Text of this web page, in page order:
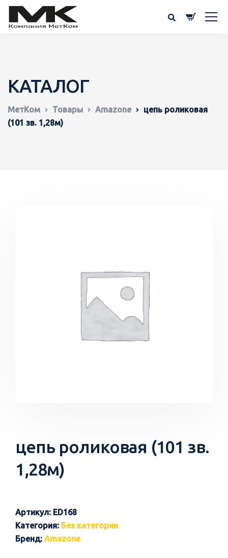
КАТАЛОГ
МетКом Товары Amazone
цепь роликовая
(101 зв. 1,28м)
цепь роликовая (101 зв.
1,28м)
Артикул: ED168
Категория: Без категории
Бренд: Amazone